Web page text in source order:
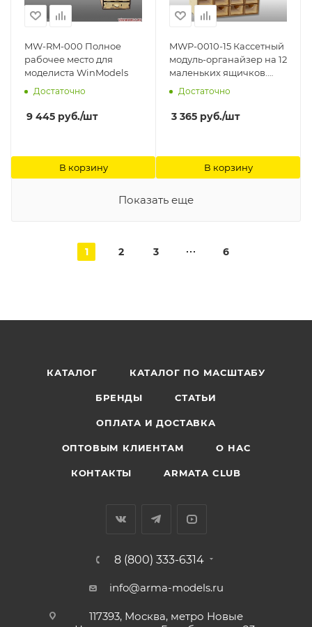
MW-RM-000 Полное
рабочее место для
моделиста WinModels
Достаточно
9 445 руб./шт
В корзину
MWP-0010-15 Касcетный
модуль-органайзер на 12
маленьких ящичков.
WinModels
Достаточно
3 365 руб./шт
В корзину
Показать еще
1 2 3 6
КАТАЛОГ КАТАЛОГ ПО МАСШТАБУ
БРЕНДЫ СТАТЬИ
ОПЛАТА И ДОСТАВКА
ОПТОВЫМ КЛИЕНТАМ О НАС
КОНТАКТЫ ARMATA CLUB
8 (800) 333-6314
info@arma-models.ru
117393, Москва, метро Новые